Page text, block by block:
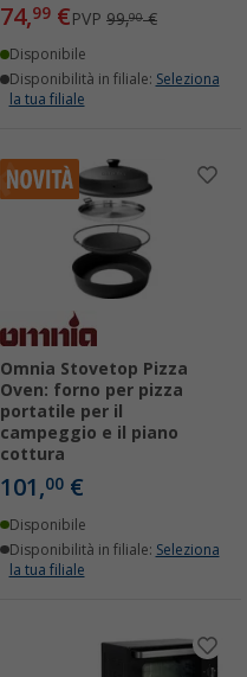
74,99 €PVP 99,90€
Disponibile
Disponibilità in filiale: Seleziona
la tua filiale
Omnia Stovetop Pizza
Oven: forno per pizza
portatile per il
campeggio e il piano
cottura
101,00 €
Disponibile
Disponibilità in filiale: Seleziona
la tua filiale